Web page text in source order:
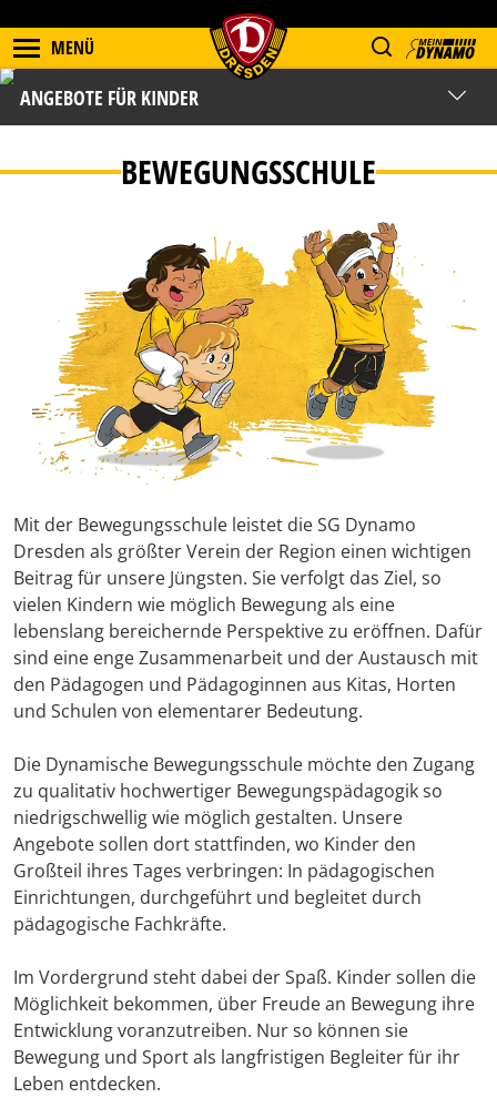
MENÜ
ANGEBOTE FÜR KINDER
BEWEGUNGSSCHULE
Mit der Bewegungsschule leistet die SG Dynamo
Dresden als größter Verein der Region einen wichtigen
Beitrag für unsere Jüngsten. Sie verfolgt das Ziel, so
vielen Kindern wie möglich Bewegung als eine
lebenslang bereichernde Perspektive zu eröffnen. Dafür
sind eine enge Zusammenarbeit und der Austausch mit
den Pädagogen und Pädagoginnen aus Kitas, Horten
und Schulen von elementarer Bedeutung.
Die Dynamische Bewegungsschule möchte den Zugang
zu qualitativ hochwertiger Bewegungspädagogik so
niedrigschwellig wie möglich gestalten. Unsere
Angebote sollen dort stattfinden, wo Kinder den
Großteil ihres Tages verbringen: In pädagogischen
Einrichtungen, durchgeführt und begleitet durch
pädagogische Fachkräfte.
Im Vordergrund steht dabei der Spaß. Kinder sollen die
Möglichkeit bekommen, über Freude an Bewegung ihre
Entwicklung voranzutreiben. Nur so können sie
Bewegung und Sport als langfristigen Begleiter für ihr
Leben entdecken.